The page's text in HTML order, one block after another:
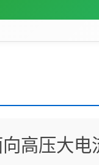
高压大